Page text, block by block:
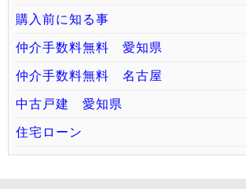
購入前に知る事
仲介手数料無料 愛知県
仲介手数料無料 名古屋
中古戸建 愛知県
住宅ローン